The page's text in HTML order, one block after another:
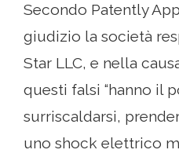
Secondo Patently
giudizio la società
Star LLC, e nella
questi falsi “hanno il
surriscaldarsi,
uno shock elettrico